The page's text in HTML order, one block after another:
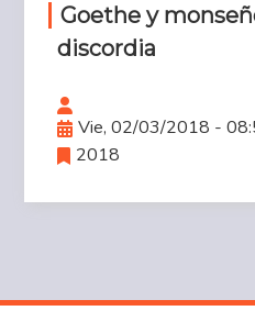
Goethe y
discordia
Vie, 02/03/2018 -
2018